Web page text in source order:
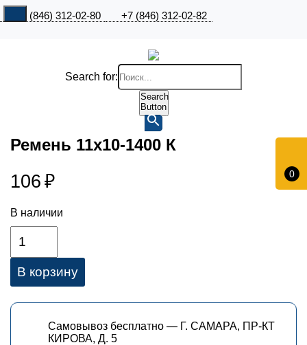
+7 (846) 312-02-80 +7 (846) 312-02-82
0
Search for:
Search
Button
Ремень 11х10-1400 К
106 ₽
В наличии
В корзину
Самовывоз бесплатно — Г. САМАРА, ПР-КТ
КИРОВА, Д. 5